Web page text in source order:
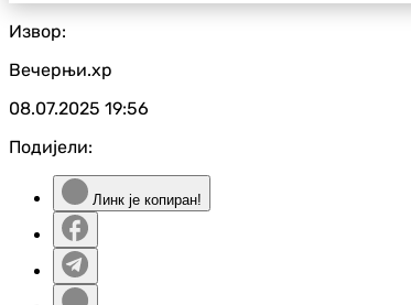
Извор:
Вечерњи.хр
08.07.2025 19:56
Подијели:
Линк је копиран!